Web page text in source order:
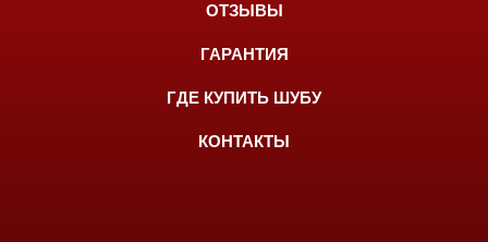
ОТЗЫВЫ
ГАРАНТИЯ
ГДЕ КУПИТЬ ШУБУ
КОНТАКТЫ